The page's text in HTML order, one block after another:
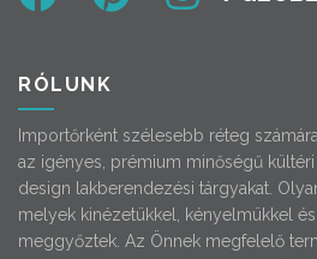
RÓLUNK
Importőrként szélesebb réteg
az igényes, prémium minőségű
design lakberendezési tárgyakat.
melyek kinézetükkel, kényelmükkel
meggyőztek. Az Önnek megfelelő